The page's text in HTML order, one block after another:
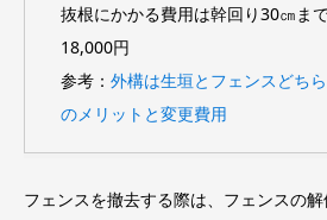
抜根にかかる費用は幹回り30㎝ま
18,000円
参考： 外構は生垣とフェンスどち
のメリットと変更費用
フェンスを撤去する際は、フェンスの